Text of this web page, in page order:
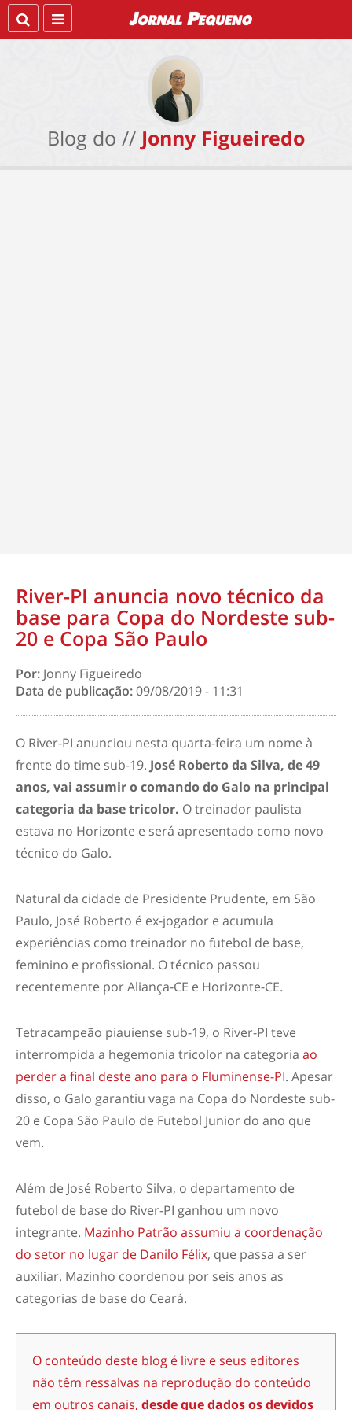
Blog do // Jonny Figueiredo
River-PI anuncia novo técnico da
base para Copa do Nordeste sub-
20 e Copa São Paulo
Por: Jonny Figueiredo
Data de publicação:09/08/2019 - 11:31
O River-PI anunciou nesta quarta-feira um nome à
frente do time sub-19. José Roberto da Silva, de 49
anos, vai assumir o comando do Galo na principal
categoria da base tricolor. O treinador paulista
estava no Horizonte e será apresentado como novo
técnico do Galo.
Natural da cidade de Presidente Prudente, em São
Paulo, José Roberto é ex-jogador e acumula
experiências como treinador no futebol de base,
feminino e profissional. O técnico passou
recentemente por Aliança-CE e Horizonte-CE.
Tetracampeão piauiense sub-19, o River-PI teve
interrompida a hegemonia tricolor na categoria ao
perder a final deste ano para o Fluminense-PI. Apesar
disso, o Galo garantiu vaga na Copa do Nordeste sub-
20 e Copa São Paulo de Futebol Junior do ano que
vem.
Além de José Roberto Silva, o departamento de
futebol de base do River-PI ganhou um novo
integrante. Mazinho Patrão assumiu a coordenação
do setor no lugar de Danilo Félix, que passa a ser
auxiliar. Mazinho coordenou por seis anos as
categorias de base do Ceará.
O conteúdo deste blog é livre e seus editores
não têm ressalvas na reprodução do conteúdo
em outros canais, desde que dados os devidos